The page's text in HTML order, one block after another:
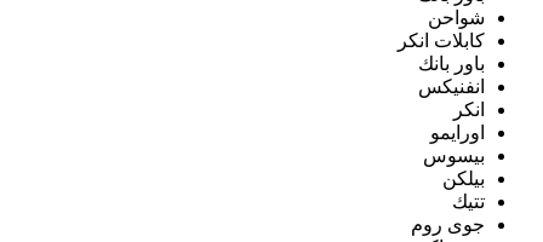
شواحن
كابلات انكر
باور بانك
انفنيكس
انكر
اورايمو
بيسوس
بيلكن
تتيك
جوى روم